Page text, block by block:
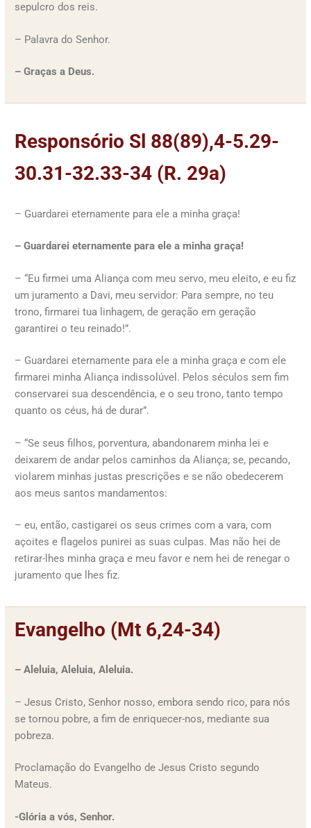
sepulcro dos reis.
– Palavra do Senhor.
– Graças a Deus.
Responsório Sl 88(89),4-5.29-
30.31-32.33-34 (R. 29a)
– Guardarei eternamente para ele a minha graça!
– Guardarei eternamente para ele a minha graça!
– “Eu firmei uma Aliança com meu servo, meu eleito, e eu fiz
um juramento a Davi, meu servidor: Para sempre, no teu
trono, firmarei tua linhagem, de geração em geração
garantirei o teu reinado!”.
– Guardarei eternamente para ele a minha graça e com ele
firmarei minha Aliança indissolúvel. Pelos séculos sem fim
conservarei sua descendência, e o seu trono, tanto tempo
quanto os céus, há de durar”.
– “Se seus filhos, porventura, abandonarem minha lei e
deixarem de andar pelos caminhos da Aliança; se, pecando,
violarem minhas justas prescrições e se não obedecerem
aos meus santos mandamentos:
– eu, então, castigarei os seus crimes com a vara, com
açoites e flagelos punirei as suas culpas. Mas não hei de
retirar-lhes minha graça e meu favor e nem hei de renegar o
juramento que lhes fiz.
Evangelho (Mt 6,24-34)
– Aleluia, Aleluia, Aleluia.
– Jesus Cristo, Senhor nosso, embora sendo rico, para nós
se tornou pobre, a fim de enriquecer-nos, mediante sua
pobreza.
Proclamação do Evangelho de Jesus Cristo segundo
Mateus.
-Glória a vós, Senhor.